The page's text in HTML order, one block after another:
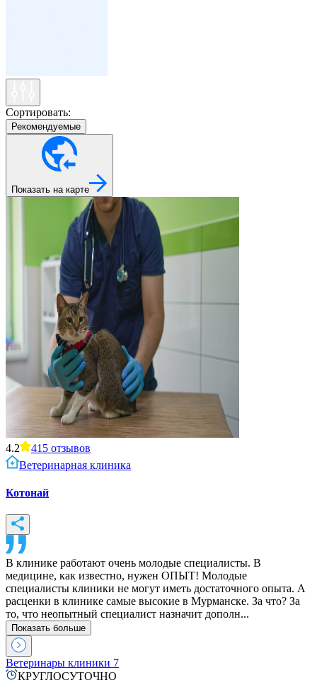
Сортировать:
Рекомендуемые
Показать на карте
4.2 415 отзывов
Ветеринарная клиника
Котонай
В клинике работают очень молодые специалисты. В
медицине, как известно, нужен ОПЫТ! Молодые
специалисты клиники не могут иметь достаточного опыта. А
расценки в клинике самые высокие в Мурманске. За что? За
то, что неопытный специалист назначит дополн...
Показать больше
Ветеринары клиники 7
КРУГЛОСУТОЧНО